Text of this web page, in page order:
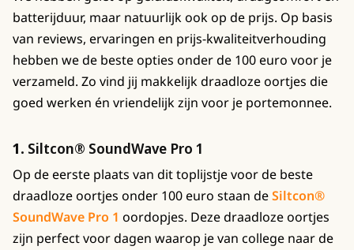
batterijduur, maar natuurlijk ook op de prijs. Op basis
van reviews, ervaringen en prijs-kwaliteitverhouding
hebben we de beste opties onder de 100 euro voor je
verzameld. Zo vind jij makkelijk draadloze oortjes die
goed werken én vriendelijk zijn voor je portemonnee.
1. Siltcon® SoundWave Pro 1
Op de eerste plaats van dit toplijstje voor de beste
draadloze oortjes onder 100 euro staan deSiltcon®
SoundWave Pro 1 oordopjes. Deze draadloze oortjes
zijn perfect voor dagen waarop je van college naar de